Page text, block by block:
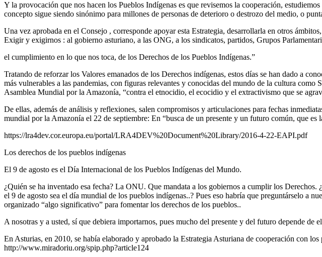
Y la provocación que nos hacen los Pueblos Indígenas es que revisemos la cooperación,
concepto sigue siendo sinónimo para millones de personas de deterioro o destrozo del medio, o
Una vez aprobada en el Consejo , corresponde apoyar esta Estrategia, desarrollarla en otros
Exigir y exigirnos : al gobierno asturiano, a las ONG, a los sindicatos, partidos, Grupos
el cumplimiento en lo que nos toca, de los Derechos de los Pueblos Indígenas.”
Tratando de reforzar los Valores emanados de los Derechos indígenas, estos días se han dado a
más vulnerables a las pandemias, con figuras relevantes y conocidas del mundo de la cultura
Asamblea Mundial por la Amazonía, “contra el etnocidio, el ecocidio y el extractivismo que se
De ellas, además de análisis y reflexiones, salen compromisos y articulaciones para fechas
mundial por la Amazonía el 22 de septiembre: En “busca de un presente y un futuro común, que es
https://lra4dev.cor.europa.eu/portal/LRA4DEV%20Document%20Library/2016-4-22-EAPI.pdf
Los derechos de los pueblos indígenas
El 9 de agosto es el Día Internacional de los Pueblos Indígenas del Mundo.
¿Quién se ha inventado esa fecha? La ONU. Que mandata a los gobiernos a cumplir los
el 9 de agosto sea el día mundial de los pueblos indígenas..? Pues eso habría que preguntárselo a
organizado “algo significativo” para fomentar los derechos de los pueblos..
A nosotras y a usted, sí que debiera importarnos, pues mucho del presente y del futuro depende
En Asturias, en 2010, se había elaborado y aprobado la Estrategia Asturiana de cooperación con
http://www.miradoriu.org/spip.php?article124